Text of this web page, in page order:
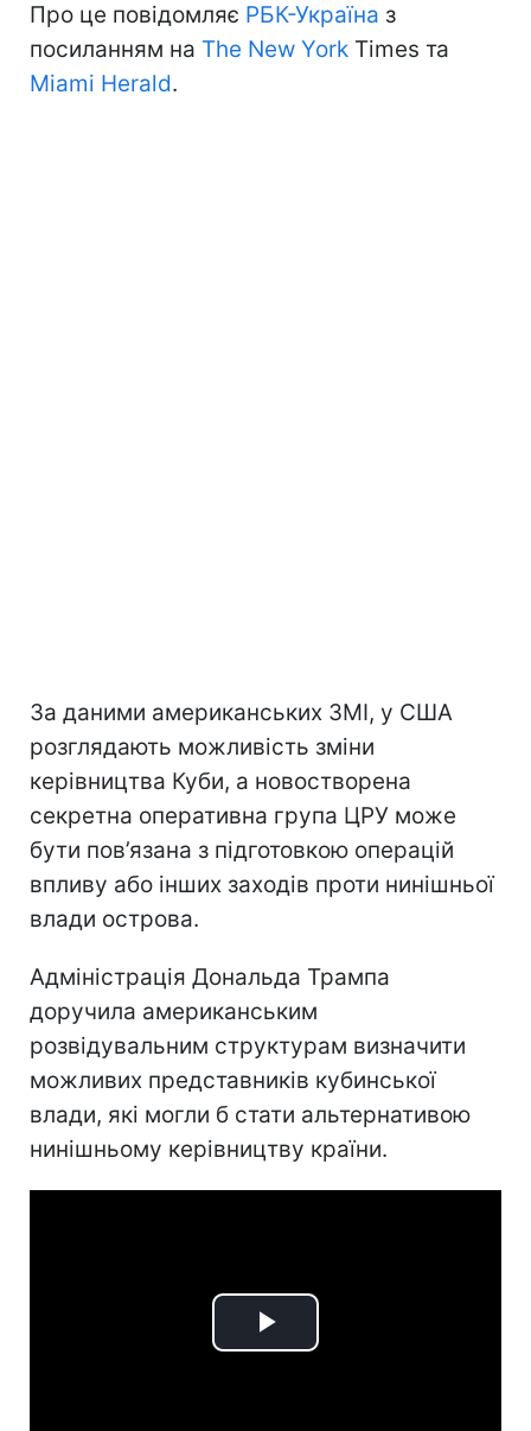
Про це повідомляє РБК-Україна з
посиланням на The New York Times та
Miami Herald.
За даними американських ЗМІ, у США
розглядають можливість зміни
керівництва Куби, а новостворена
секретна оперативна група ЦРУ може
бути пов’язана з підготовкою операцій
впливу або інших заходів проти нинішньої
влади острова.
Адміністрація Дональда Трампа
доручила американським
розвідувальним структурам визначити
можливих представників кубинської
влади, які могли б стати альтернативою
нинішньому керівництву країни.
Play